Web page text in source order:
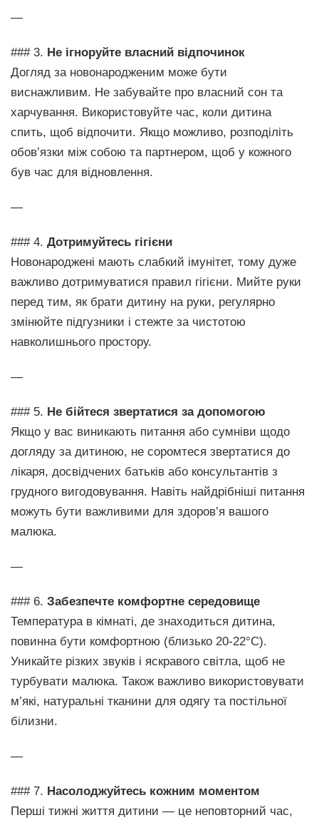
—
### 3. Не ігноруйте власний відпочинок
Догляд за новонародженим може бути
виснажливим. Не забувайте про власний сон та
харчування. Використовуйте час, коли дитина
спить, щоб відпочити. Якщо можливо, розподіліть
обов’язки між собою та партнером, щоб у кожного
був час для відновлення.
—
### 4. Дотримуйтесь гігієни
Новонароджені мають слабкий імунітет, тому дуже
важливо дотримуватися правил гігієни. Мийте руки
перед тим, як брати дитину на руки, регулярно
змінюйте підгузники і стежте за чистотою
навколишнього простору.
—
### 5. Не бійтеся звертатися за допомогою
Якщо у вас виникають питання або сумніви щодо
догляду за дитиною, не соромтеся звертатися до
лікаря, досвідчених батьків або консультантів з
грудного вигодовування. Навіть найдрібніші питання
можуть бути важливими для здоров’я вашого
малюка.
—
### 6. Забезпечте комфортне середовище
Температура в кімнаті, де знаходиться дитина,
повинна бути комфортною (близько 20-22°C).
Уникайте різких звуків і яскравого світла, щоб не
турбувати малюка. Також важливо використовувати
м’які, натуральні тканини для одягу та постільної
білизни.
—
### 7. Насолоджуйтесь кожним моментом
Перші тижні життя дитини — це неповторний час,